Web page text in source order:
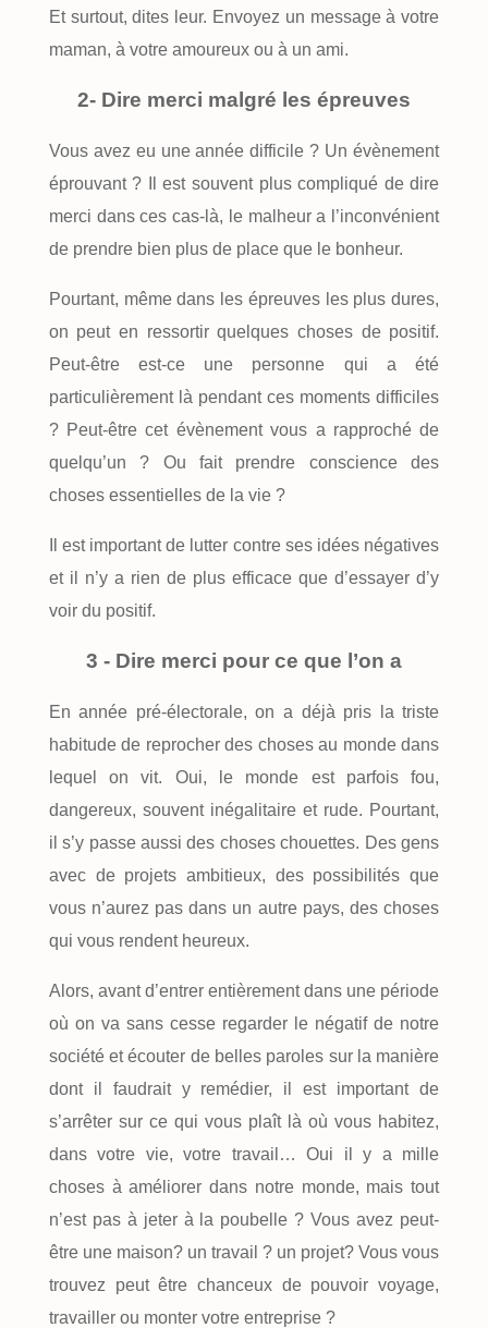
Et surtout, dites leur. Envoyez un message à votre
maman, à votre amoureux ou à un ami.
2- Dire merci malgré les épreuves
Vous avez eu une année difficile ? Un évènement
éprouvant ? Il est souvent plus compliqué de dire
merci dans ces cas-là, le malheur a l’inconvénient
de prendre bien plus de place que le bonheur.
Pourtant, même dans les épreuves les plus dures,
on peut en ressortir quelques choses de positif.
Peut-être est-ce une personne qui a été
particulièrement là pendant ces moments difficiles
? Peut-être cet évènement vous a rapproché de
quelqu’un ? Ou fait prendre conscience des
choses essentielles de la vie ?
Il est important de lutter contre ses idées négatives
et il n’y a rien de plus efficace que d’essayer d’y
voir du positif.
3 - Dire merci pour ce que l’on a
En année pré-électorale, on a déjà pris la triste
habitude de reprocher des choses au monde dans
lequel on vit. Oui, le monde est parfois fou,
dangereux, souvent inégalitaire et rude. Pourtant,
il s’y passe aussi des choses chouettes. Des gens
avec de projets ambitieux, des possibilités que
vous n’aurez pas dans un autre pays, des choses
qui vous rendent heureux.
Alors, avant d’entrer entièrement dans une période
où on va sans cesse regarder le négatif de notre
société et écouter de belles paroles sur la manière
dont il faudrait y remédier, il est important de
s’arrêter sur ce qui vous plaît là où vous habitez,
dans votre vie, votre travail… Oui il y a mille
choses à améliorer dans notre monde, mais tout
n’est pas à jeter à la poubelle ? Vous avez peut-
être une maison? un travail ? un projet? Vous vous
trouvez peut être chanceux de pouvoir voyage,
travailler ou monter votre entreprise ?